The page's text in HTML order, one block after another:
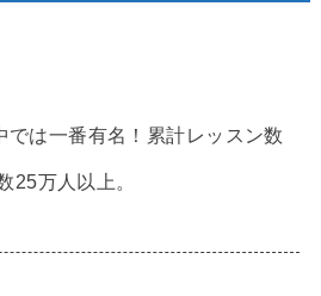
では一番有名！累計レッスン数
25万人以上。